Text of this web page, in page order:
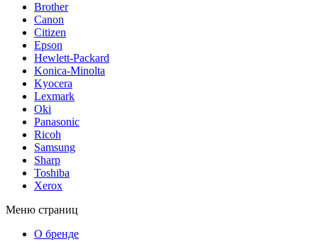
Brother
Canon
Citizen
Epson
Hewlett-Packard
Konica-Minolta
Kyocera
Lexmark
Oki
Panasonic
Ricoh
Samsung
Sharp
Toshiba
Xerox
Меню страниц
О бренде